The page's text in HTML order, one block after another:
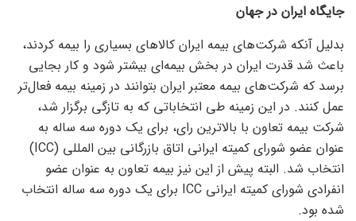
جایگاه ایران در جهان
بدلیل آنکه شرکت‌های بیمه ایران کالا‌های بسیاری را بیمه کردند،
باعث شد قدرت ایران در بخش بیمه‌ای بیشتر شود و کار بجایی
برسد که شرکت‌های بیمه معتبر ایران بتوانند در زمینه بیمه فعال‌تر
عمل کنند. در این زمینه طی انتخاباتی که به تازگی برگزار شد،
شرکت بیمه تعاون با بالاترین رای، برای یک دوره سه ساله به
عنوان عضو شورای کمیته ایرانی اتاق بازرگانی بین المللی (ICC)
انتخاب شد. البته پیش از این نیز بیمه تعاون به عنوان عضو
انفرادی شورای کمیته ایرانی ICC برای یک دوره سه ساله انتخاب
شده بود.